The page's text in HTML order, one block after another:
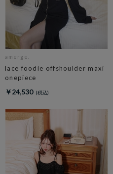
amerge.
lace foodie offshoulder maxi
onepiece
￥24,530